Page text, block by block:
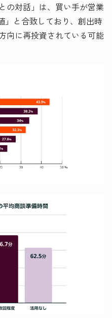
の対話」は、買い手が営業
」と合致しており、創出時
向に再投資されている可能